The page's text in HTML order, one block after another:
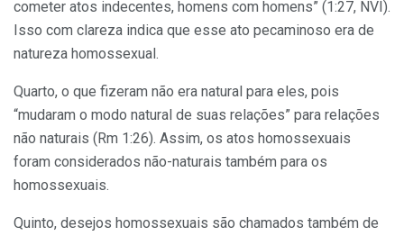
cometer atos indecentes, homens com homens” (1:27, NVI).
Isso com clareza indica que esse ato pecaminoso era de
natureza homossexual.
Quarto, o que fizeram não era natural para eles, pois
“mudaram o modo natural de suas relações” para relações
não naturais (Rm 1:26). Assim, os atos homossexuais
foram considerados não-naturais também para os
homossexuais.
Quinto, desejos homossexuais são chamados também de